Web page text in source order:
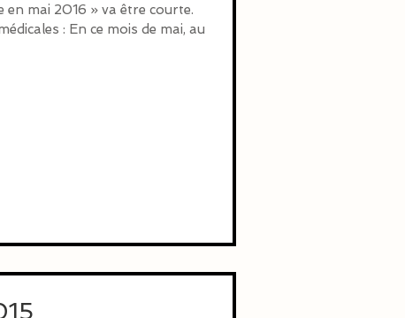
en mai 2016 » va être courte.
: En ce mois de mai, au